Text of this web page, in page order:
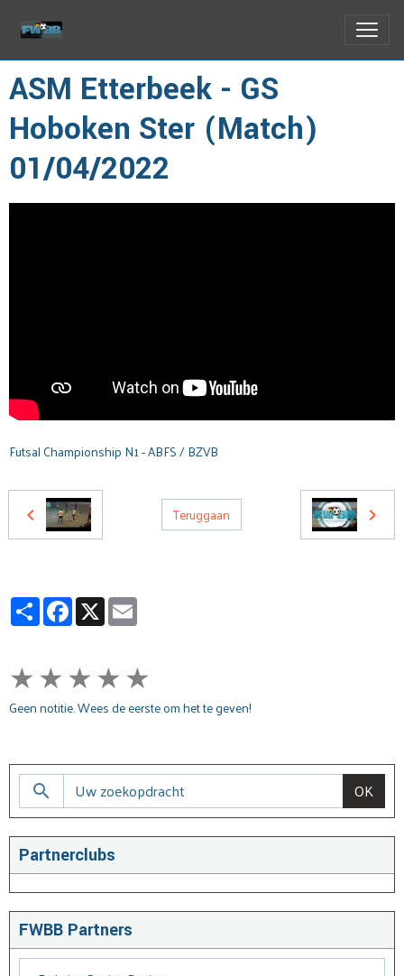
ASM Etterbeek - GS
Hoboken Ster (Match)
01/04/2022
Futsal Championship N1 - ABFS / BZVB
Teruggaan
PartagerFacebook
X
★★★★★
Geen notitie. Wees de eerste om het te geven!
OK
Partnerclubs
FWBB Partners